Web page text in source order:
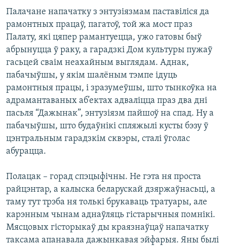
Палачане напачатку з энтузіязмам паставіліся да
рамонтных працаў, пагатоў, той жа мост праз
Палату, які цяпер рамантуецца, ужо гатовы быў
абрынуцца ў раку, а гарадзкі Дом культуры пужаў
гасьцей сваім неахайным выглядам. Аднак,
пабачыўшы, у якім шалёным тэмпе ідуць
рамонтныя працы, і зразумеўшы, што тынкоўка на
адрамантаваных аб’ектах адваліцца праз два дні
пасьля “Дажынак”, энтузіязм пайшоў на спад. Ну а
пабачыўшы, што будаўнікі спляжылі кусты бэзу ў
цэнтральным гарадзкім сквэры, сталі ўголас
абурацца.
Полацак – горад спэцыфічны. Не гэта ня проста
райцэнтар, а калыска беларускай дзяржаўнасьці, а
таму тут трэба ня толькі брукаваць тратуары, але
карэнным чынам аднаўляць гістарычныя помнікі.
Мясцовых гісторыкаў ды краязнаўцаў напачатку
таксама апанавала дажынкавая эйфарыя. Яны былі